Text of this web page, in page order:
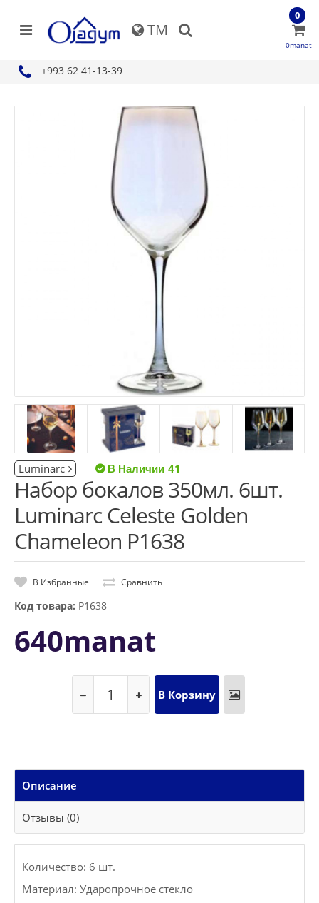
TM
+993 62 41-13-39
0
0manat
Luminarc 41
Набор бокалов 350мл. 6шт.
Luminarc Celeste Golden
Chameleon P1638
В Избранные Сравнить
Код товара: P1638
640manat
Описание
Отзывы (0)
Количество: 6 шт.
Материал: Ударопрочное стекло